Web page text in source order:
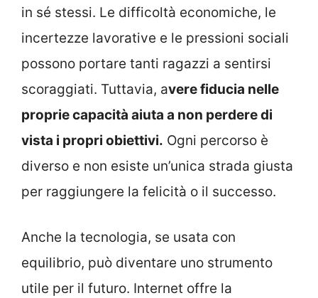
in sé stessi. Le difficoltà economiche, le
incertezze lavorative e le pressioni sociali
possono portare tanti ragazzi a sentirsi
scoraggiati. Tuttavia, avere fiducia nelle
proprie capacità aiuta a non perdere di
vista i propri obiettivi. Ogni percorso è
diverso e non esiste un’unica strada giusta
per raggiungere la felicità o il successo.
Anche la tecnologia, se usata con
equilibrio, può diventare uno strumento
utile per il futuro. Internet offre la